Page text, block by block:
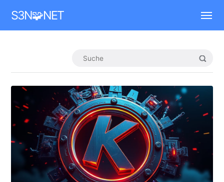
S3N🧩NET